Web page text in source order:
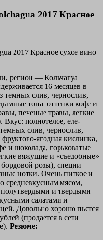
2017 Красное
регион — Кольчагуа
16 месяцев в
темных слив, чернослив,
тона, оттенки кофе и
печеные травы, легкие
Вкус: полнотелое, еле-
слив, чернослив,
ягодная кислинка,
и шоколада, горьковатые
вяжущие и «съедобные»
розы), специи
нотки. Очень питкое и
средневкусным мясом,
и твердыми
салатами и
Довольно хорошо пьется
(продается в сети
Резюме: